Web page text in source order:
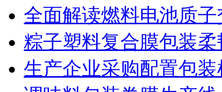
全面解读燃料电池质
粽子塑料复合膜包装
生产企业采购配置包